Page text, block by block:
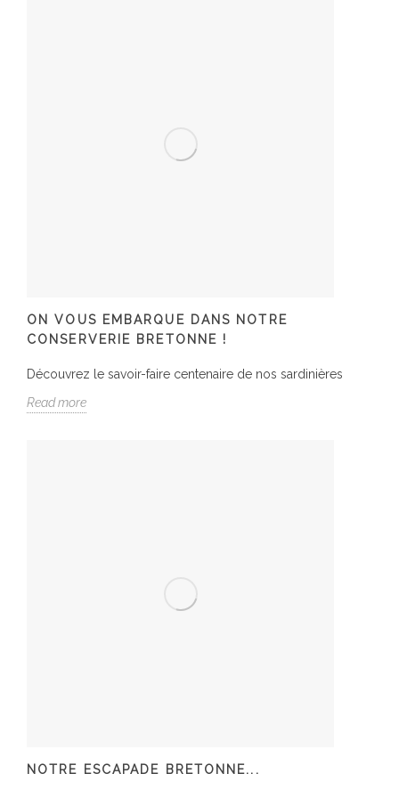
ON VOUS EMBARQUE DANS NOTRE
CONSERVERIE BRETONNE !
Découvrez le savoir-faire centenaire de nos sardinières
Read more
NOTRE ESCAPADE BRETONNE...